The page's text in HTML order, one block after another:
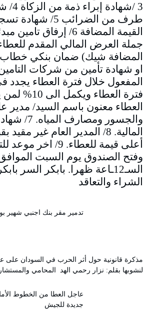
3 /شهادة
طرف من الضرائب 5/
جملة العرض المالي المقدم
المضافة شيك) ضمان بنكي
او شهادة تأمين من شركات
المفعول خلال فترة العطاء يجدد
فترة العطاء
العطاء معنون باسم السيد/ مدير
والجسور
المالية. 8/ المدير العام غير
أعلى قيمة للعطاء. 9/
السـ12ـاعة ظهرا. بابكر السر
الشراء والتعاقد
تدمير مقر بنك اجنبي شهير
مذكرة قانونية حول أثر الحرب في السودان على
لنشوبها بقلم: نزار رحمي الهد المحامي والمستشار
عاجل العطا من الخطوط
جديدة للجيش